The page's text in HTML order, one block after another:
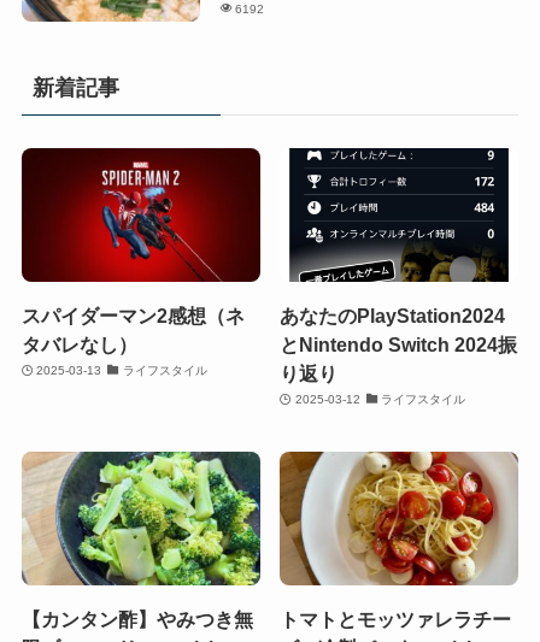
6192
新着記事
スパイダーマン2感想（ネ
タバレなし）
2025-03-13 ライフスタイル
あなたのPlayStation2024
とNintendo Switch 2024振
り返り
2025-03-12 ライフスタイル
【カンタン酢】やみつき無
トマトとモッツァレラチー